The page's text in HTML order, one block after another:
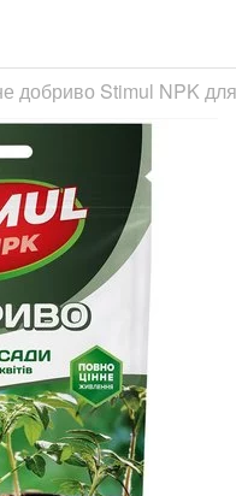
добриво Stimul NPK для